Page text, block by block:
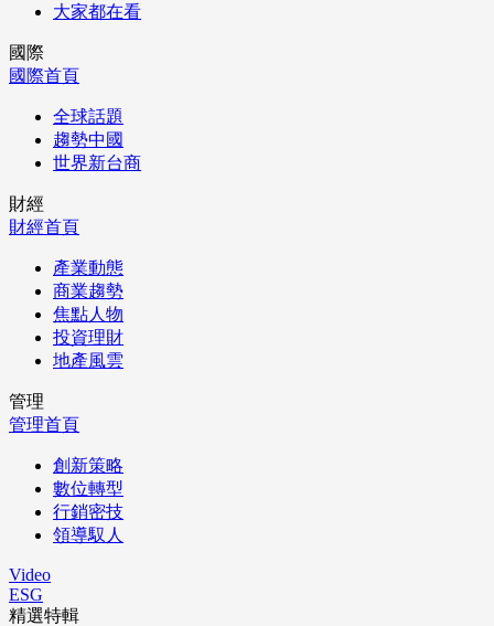
大家都在看
國際
國際首頁
全球話題
趨勢中國
世界新台商
財經
財經首頁
產業動態
商業趨勢
焦點人物
投資理財
地產風雲
管理
管理首頁
創新策略
數位轉型
行銷密技
領導馭人
Video
ESG
精選特輯